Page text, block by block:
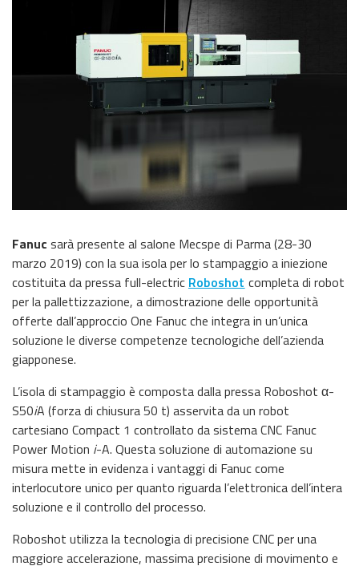
Fanuc sarà presente al salone Mecspe di Parma (28-30
marzo 2019) con la sua isola per lo stampaggio a iniezione
costituita da pressa full-electric Roboshot completa di robot
per la pallettizzazione, a dimostrazione delle opportunità
offerte dall’approccio One Fanuc che integra in un’unica
soluzione le diverse competenze tecnologiche dell’azienda
giapponese.
L’isola di stampaggio è composta dalla pressa Roboshot α-
S50iA (forza di chiusura 50 t) asservita da un robot
cartesiano Compact 1 controllato da sistema CNC Fanuc
Power Motion i-A. Questa soluzione di automazione su
misura mette in evidenza i vantaggi di Fanuc come
interlocutore unico per quanto riguarda l’elettronica dell’intera
soluzione e il controllo del processo.
Roboshot utilizza la tecnologia di precisione CNC per una
maggiore accelerazione, massima precisione di movimento e